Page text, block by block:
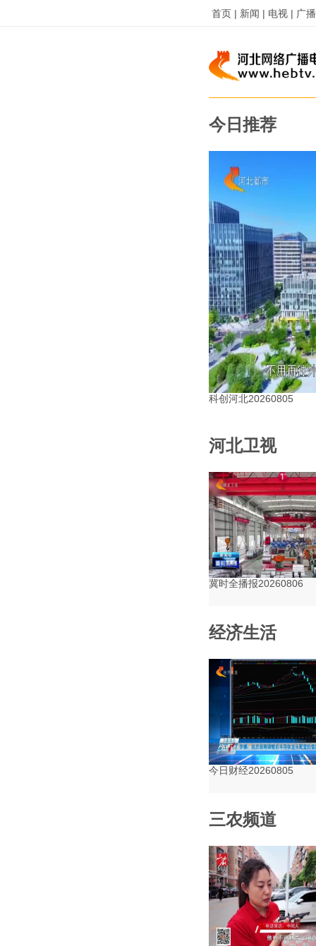
首页 | 新闻 | 电视 | 广
今日推荐
科创河北20260805
河北卫视
冀时全播报20260806
经济生活
今日财经20260805
三农频道